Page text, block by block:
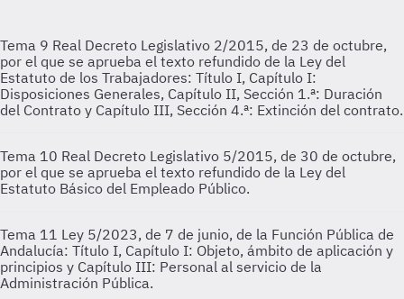
Tema 9 Real Decreto Legislativo 2/2015, de 23 de octubre,
por el que se aprueba el texto refundido de la Ley del
Estatuto de los Trabajadores: Título I, Capítulo I:
Disposiciones Generales, Capítulo II, Sección 1.ª: Duración
del Contrato y Capítulo III, Sección 4.ª: Extinción del contrato.
Tema 10 Real Decreto Legislativo 5/2015, de 30 de octubre,
por el que se aprueba el texto refundido de la Ley del
Estatuto Básico del Empleado Público.
Tema 11 Ley 5/2023, de 7 de junio, de la Función Pública de
Andalucía: Título I, Capítulo I: Objeto, ámbito de aplicación y
principios y Capítulo III: Personal al servicio de la
Administración Pública.